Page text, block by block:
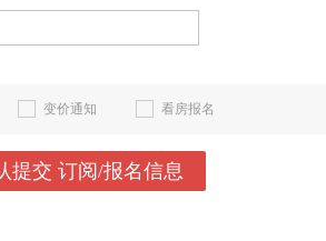
变价通知 看房报名